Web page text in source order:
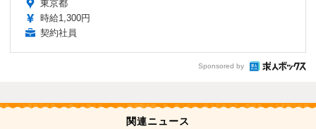
東京都
時給1,300円
契約社員
Sponsored by
関連ニュース